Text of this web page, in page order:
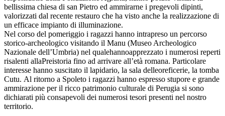
bellissima chiesa di san Pietro ed ammirarne i pregevoli dipinti,
valorizzati dal recente restauro che ha visto anche la realizzazione di
un efficace impianto di illuminazione.
Nel corso del pomeriggio i ragazzi hanno intrapreso un percorso
storico-archeologico visitando il Manu (Museo Archeologico
Nazionale dell’Umbria) nel qualehannoapprezzato i numerosi reperti
risalenti allaPreistoria fino ad arrivare all’età romana. Particolare
interesse hanno suscitato il lapidario, la sala delleoreficerie, la tomba
Cutu. Al ritorno a Spoleto i ragazzi hanno espresso stupore e grande
ammirazione per il ricco patrimonio culturale di Perugia si sono
dichiarati più consapevoli dei numerosi tesori presenti nel nostro
territorio.